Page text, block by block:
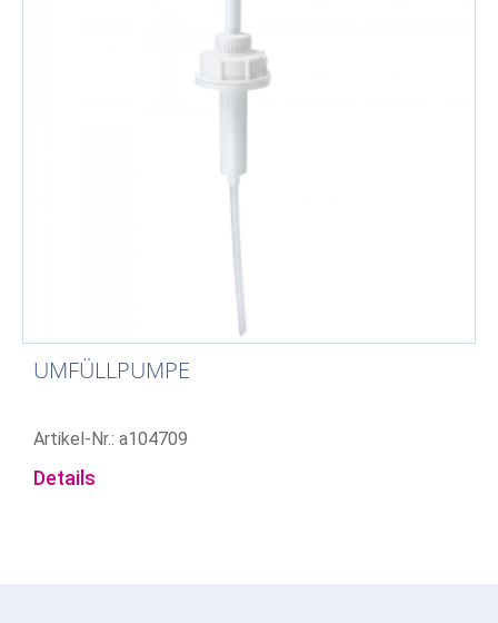
UMFÜLLPUMPE
Artikel-Nr.: a104709
Details